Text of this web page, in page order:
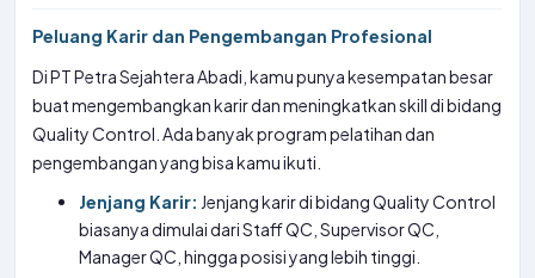
Peluang Karir dan Pengembangan Profesional
Di PT Petra Sejahtera Abadi, kamu punya kesempatan besar
buat mengembangkan karir dan meningkatkan skill di bidang
Quality Control. Ada banyak program pelatihan dan
pengembangan yang bisa kamu ikuti.
Jenjang Karir: Jenjang karir di bidang Quality Control
biasanya dimulai dari Staff QC, Supervisor QC,
Manager QC, hingga posisi yang lebih tinggi.